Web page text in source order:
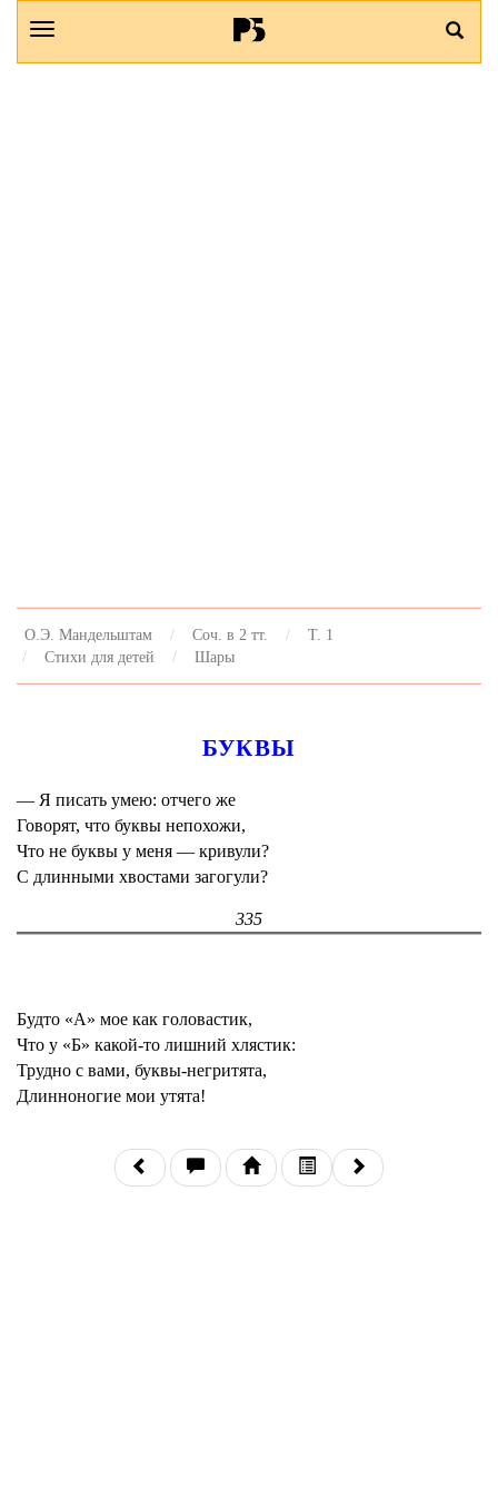
О.Э. Мандельштам Соч. в 2 тт.
Т. 1
Стихи для детей
Шары
БУКВЫ
— Я писать умею: отчего же
Говорят, что буквы непохожи,
Что не буквы у меня — кривули?
С длинными хвостами загогули?
335
Будто «А» мое как головастик,
Что у «Б» какой-то лишний хлястик:
Трудно с вами, буквы-негритята,
Длинноногие мои утята!